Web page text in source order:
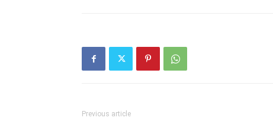
Previous article